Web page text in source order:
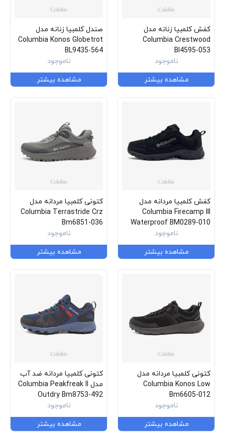
کفش کلمبیا زنانه مدل
Columbia Crestwood
Bl4595-053
ناموجود
مشاهده بیشتر
صندل کلمبیا زنانه مدل
Columbia Konos Globetrot
BL9435-564
ناموجود
مشاهده بیشتر
کفش کلمبیا مردانه مدل
Columbia Firecamp III
Waterproof BM0289-010
ناموجود
مشاهده بیشتر
کتونی کلمبیا مردانه مدل
Columbia Terrastride Crz
Bm6851-036
ناموجود
مشاهده بیشتر
کتونی کلمبیا مردانه مدل
Columbia Konos Low
Bm6605-012
ناموجود
مشاهده بیشتر
کتونی کلمبیا مردانه ضد آب
مدل Columbia Peakfreak II
Outdry Bm8753-492
ناموجود
مشاهده بیشتر